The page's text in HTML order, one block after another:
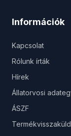
Információk
Kapcsolat
Rólunk írták
Hírek
Állatorvosi
ÁSZF